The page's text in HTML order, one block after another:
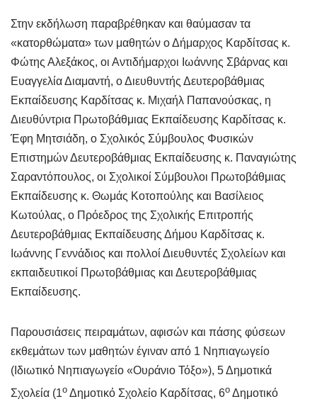
Στην εκδήλωση παραβρέθηκαν και θαύμασαν τα
«κατορθώματα» των μαθητών ο Δήμαρχος Καρδίτσας κ.
Φώτης Αλεξάκος, οι Αντιδήμαρχοι Ιωάννης Σβάρνας και
Ευαγγελία Διαμαντή, ο Διευθυντής Δευτεροβάθμιας
Εκπαίδευσης Καρδίτσας κ. Μιχαήλ Παπανούσκας, η
Διευθύντρια Πρωτοβάθμιας Εκπαίδευσης Καρδίτσας κ.
Έφη Μητσιάδη, ο Σχολικός Σύμβουλος Φυσικών
Επιστημών Δευτεροβάθμιας Εκπαίδευσης κ. Παναγιώτης
Σαραντόπουλος, οι Σχολικοί Σύμβουλοι Πρωτοβάθμιας
Εκπαίδευσης κ. Θωμάς Κοτοπούλης και Βασίλειος
Κωτούλας, ο Πρόεδρος της Σχολικής Επιτροπής
Δευτεροβάθμιας Εκπαίδευσης Δήμου Καρδίτσας κ.
Ιωάννης Γεννάδιος και πολλοί Διευθυντές Σχολείων και
εκπαιδευτικοί Πρωτοβάθμιας και Δευτεροβάθμιας
Εκπαίδευσης.
Παρουσιάσεις πειραμάτων, αφισών και πάσης φύσεων
εκθεμάτων των μαθητών έγιναν από 1 Νηπιαγωγείο
(Ιδιωτικό Νηπιαγωγείο «Ουράνιο Τόξο»), 5 Δημοτικά
Σχολεία (1ο Δημοτικό Σχολείο Καρδίτσας, 6ο Δημοτικό